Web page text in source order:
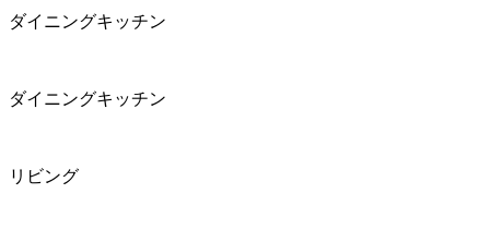
ダイニングキッチン
ダイニングキッチン
リビング